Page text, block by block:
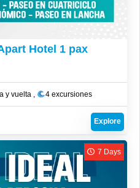
Hotel 1 pax
y vuelta , 4 excursiones
Explore
7 Days